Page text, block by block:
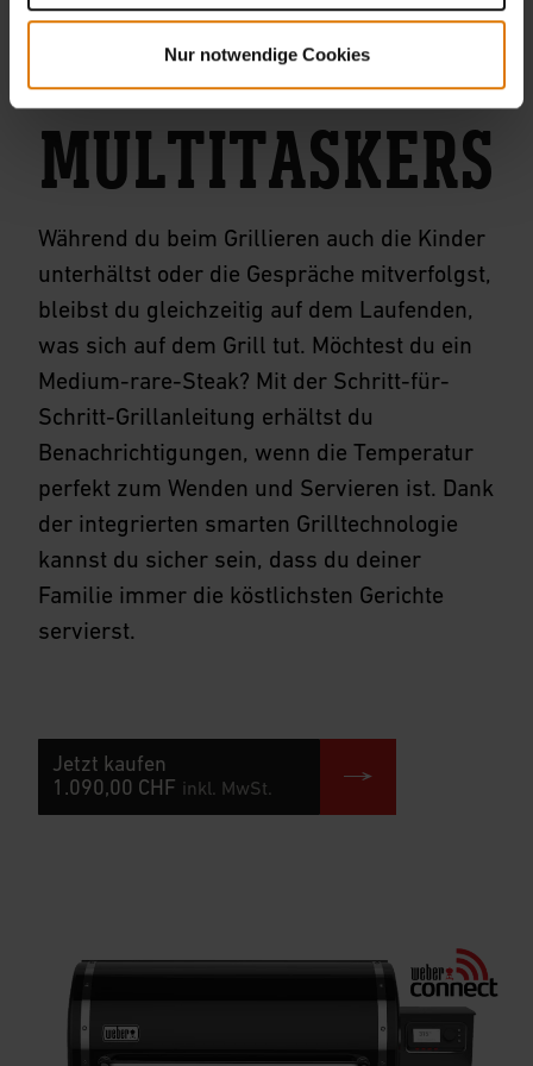
Nur notwendige Cookies
FREUND DES
MULTITASKERS
Während du beim Grillieren auch die Kinder
unterhältst oder die Gespräche mitverfolgst,
bleibst du gleichzeitig auf dem Laufenden,
was sich auf dem Grill tut. Möchtest du ein
Medium-rare-Steak? Mit der Schritt-für-
Schritt-Grillanleitung erhältst du
Benachrichtigungen, wenn die Temperatur
perfekt zum Wenden und Servieren ist. Dank
der integrierten smarten Grilltechnologie
kannst du sicher sein, dass du deiner
Familie immer die köstlichsten Gerichte
servierst.
Jetzt kaufen
1.090,00 CHF inkl. MwSt.